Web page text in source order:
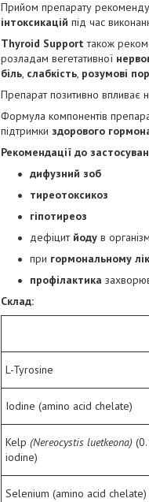
Прийом препарату
інтоксикацій під час
Thyroid Support також
розладам вегетативної
біль, слабкість, розумові
Препарат позитивно впливає
Формула компонентів
підтримки здорового
Рекомендації до
дифузний зоб
тиреотоксикоз
гіпотиреоз
дефіцит йоду в
при гормональному
профілактика
Склад:
L-Tyrosine
Iodine (amino acid chelate)
Kelp (Nereocystis luetkeona)
iodine)
Selenium (amino acid chelate)